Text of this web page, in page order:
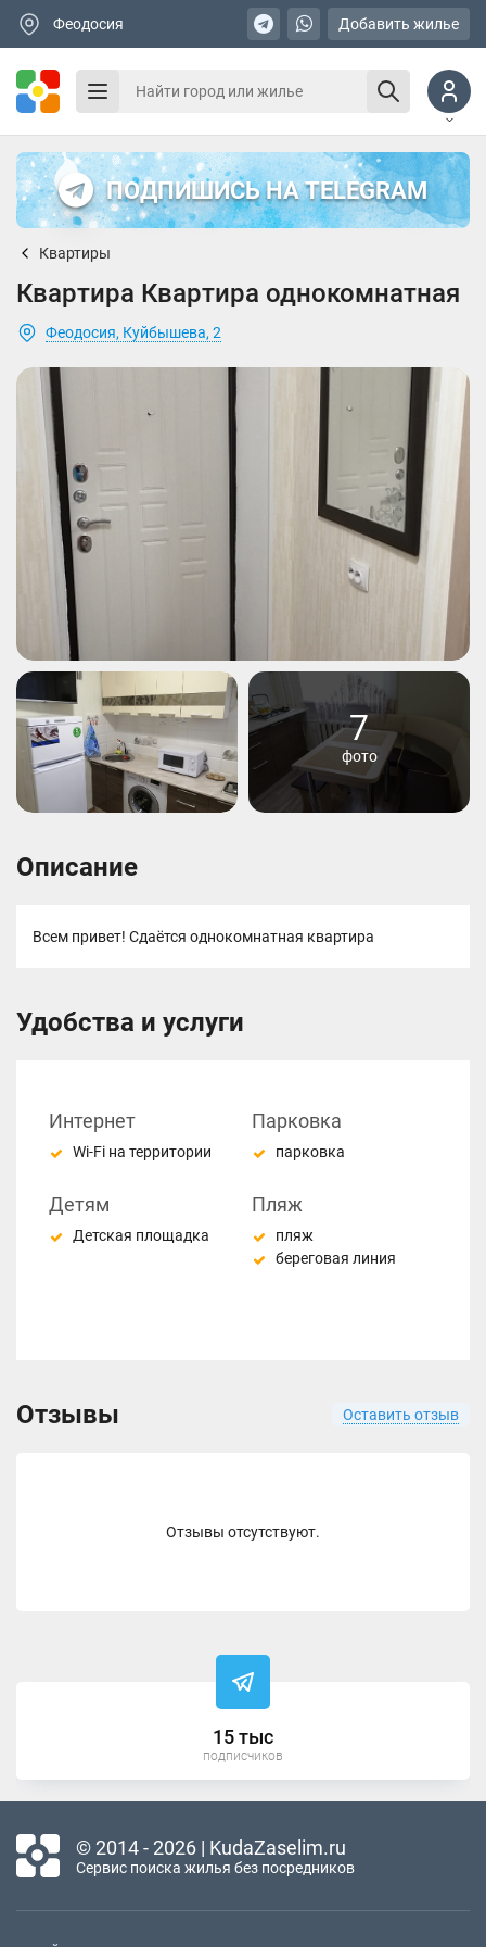
Феодосия Добавить жилье
ПОДПИШИСЬ НА TELEGRAM
Квартиры
Квартира Квартира однокомнатная
Феодосия, Куйбышева, 2
7
фото
Описание
Всем привет! Сдаётся однокомнатная квартира
Удобства и услуги
Интернет
Wi-Fi на территории
Детям
Детская площадка
Парковка
парковка
Пляж
пляж
береговая линия
Отзывы Оставить отзыв
Отзывы отсутствуют.
15 тыс
подписчиков
© 2014 - 2026 | KudaZaselim.ru
Сервис поиска жилья без посредников